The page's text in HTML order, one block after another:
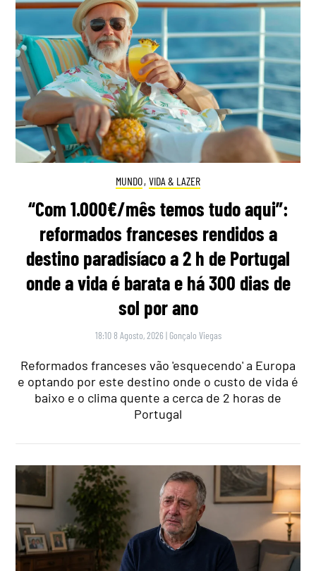
MUNDO, VIDA & LAZER
“Com 1.000€/mês temos tudo aqui”:
reformados franceses rendidos a
destino paradisíaco a 2 h de Portugal
onde a vida é barata e há 300 dias de
sol por ano
18:10 8 Agosto, 2026 | Gonçalo Viegas
Reformados franceses vão 'esquecendo' a Europa
e optando por este destino onde o custo de vida é
baixo e o clima quente a cerca de 2 horas de
Portugal